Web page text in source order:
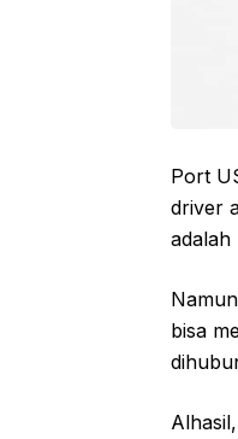
Port
driver
adalah
bisa